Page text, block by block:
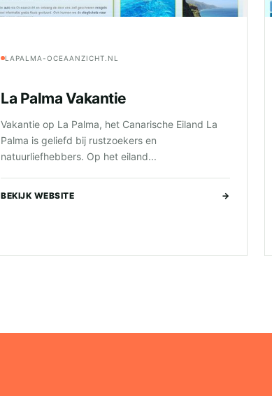
LAPALMA-OCEAANZICHT.NL
La Palma Vakantie
Vakantie op La Palma, het Canarische Eiland La
Palma is geliefd bij rustzoekers en
natuurliefhebbers. Op het eiland...
BEKIJK WEBSITE →